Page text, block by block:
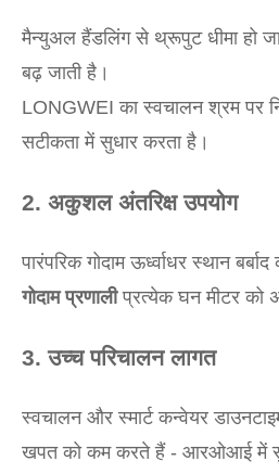
मैन्युअल हैंडलिंग से थ्रूपुट धीमा हो
बढ़ जाती है।
LONGWEI का स्वचालन श्रम पर
सटीकता में सुधार करता है।
2. अकुशल अंतरिक्ष उपयोग
पारंपरिक गोदाम ऊर्ध्वाधर स्थान
गोदाम प्रणालीप्रत्येक घन मीटर को
3. उच्च परिचालन लागत
स्वचालन और स्मार्ट कन्वेयर
खपत को कम करते हैं - आरओआई में